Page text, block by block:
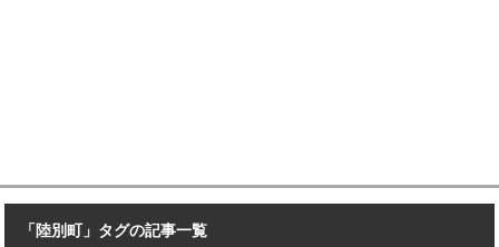
「陸別町」タグの記事一覧